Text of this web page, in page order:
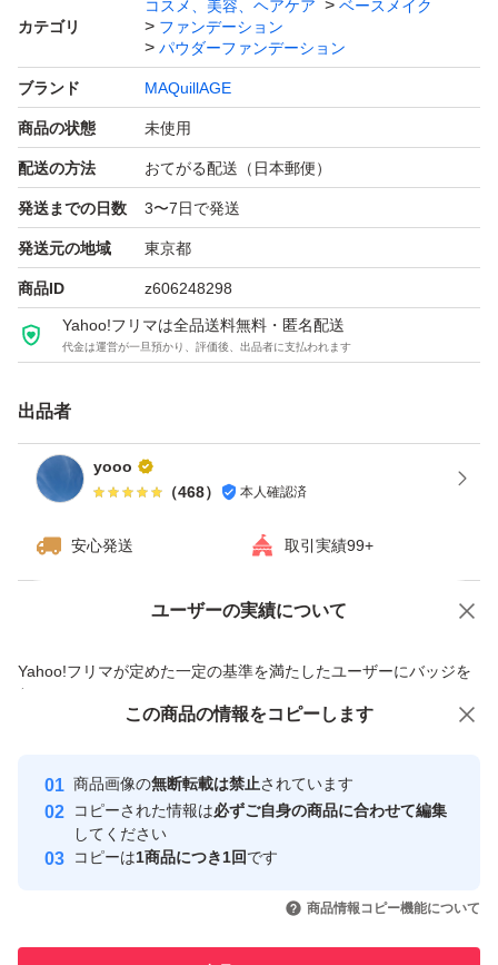
カテゴリ
コスメ、美容、ヘアケア
ベースメイク
ファンデーション
パウダーファンデーション
ブランド MAQuillAGE
商品の状態 未使用
配送の方法 おてがる配送（日本郵便）
発送までの日数 3〜7日で発送
発送元の地域 東京都
商品ID z606248298
Yahoo!フリマは全品送料無料・匿名配送
代金は運営が一旦預かり、評価後、出品者に支払われます
出品者
yooo
（468） 本人確認済
安心発送 取引実績99+
ユーザーの実績について
Yahoo!フリマが定めた一定の基準を満たしたユーザーにバッジを
付与しています
安心取引出品者
心・安全なユーザーです
取引実績
引を完了させた実績があります
価格の相談 商品への質問
この商品の情報をコピーします
商品画像の無断転載は禁止されています
コピーされた情報は必ずご自身の商品に合わせて編集
してください
コピーは1商品につき1回です
商品情報コピー機能について
この商品をみている人にオススメ